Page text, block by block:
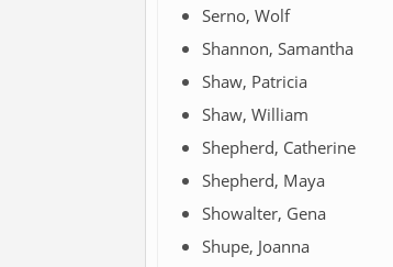
Serno, Wolf
Shannon, Samantha
Shaw, Patricia
Shaw, William
Shepherd, Catherine
Shepherd, Maya
Showalter, Gena
Shupe, Joanna